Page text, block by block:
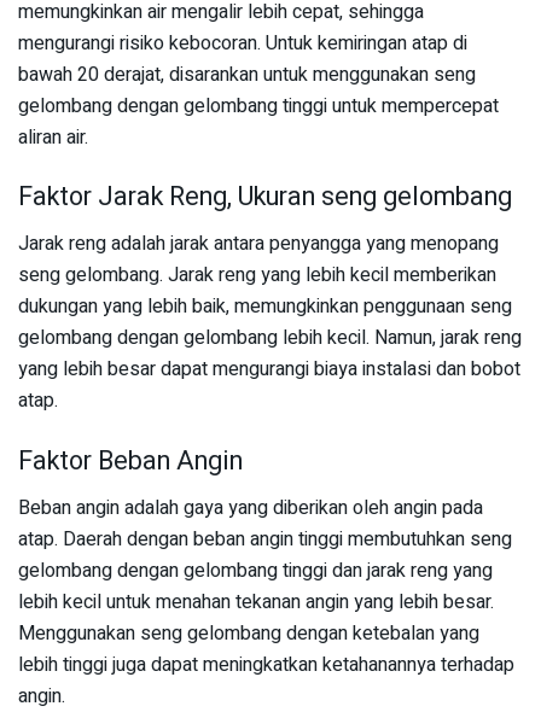
memungkinkan air mengalir lebih cepat, sehingga
mengurangi risiko kebocoran. Untuk kemiringan atap di
bawah 20 derajat, disarankan untuk menggunakan seng
gelombang dengan gelombang tinggi untuk mempercepat
aliran air.
Faktor Jarak Reng, Ukuran seng gelombang
Jarak reng adalah jarak antara penyangga yang menopang
seng gelombang. Jarak reng yang lebih kecil memberikan
dukungan yang lebih baik, memungkinkan penggunaan seng
gelombang dengan gelombang lebih kecil. Namun, jarak reng
yang lebih besar dapat mengurangi biaya instalasi dan bobot
atap.
Faktor Beban Angin
Beban angin adalah gaya yang diberikan oleh angin pada
atap. Daerah dengan beban angin tinggi membutuhkan seng
gelombang dengan gelombang tinggi dan jarak reng yang
lebih kecil untuk menahan tekanan angin yang lebih besar.
Menggunakan seng gelombang dengan ketebalan yang
lebih tinggi juga dapat meningkatkan ketahanannya terhadap
angin.